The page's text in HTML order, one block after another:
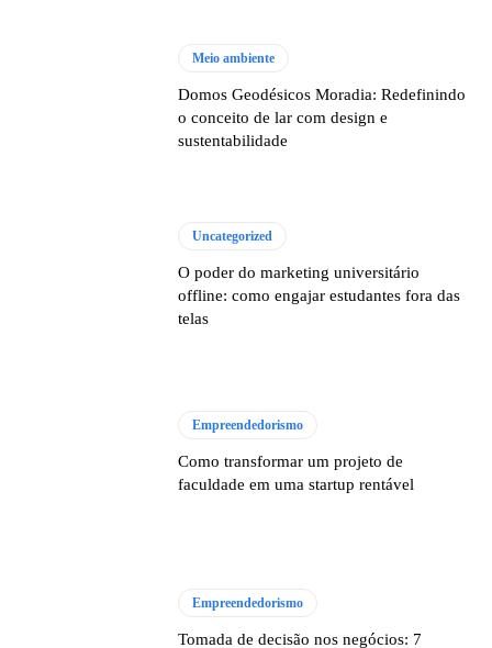
Meio ambiente
Domos Geodésicos Moradia: Redefinindo
o conceito de lar com design e
sustentabilidade
Uncategorized
O poder do marketing universitário
offline: como engajar estudantes fora das
telas
Empreendedorismo
Como transformar um projeto de
faculdade em uma startup rentável
Empreendedorismo
Tomada de decisão nos negócios: 7